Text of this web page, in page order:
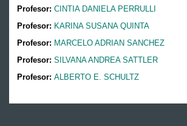
Profesor: CINTIA DANIELA PERRULLI
Profesor: KARINA SUSANA QUINTA
Profesor: MARCELO ADRIAN SANCHEZ
Profesor: SILVANA ANDREA SATTLER
Profesor: ALBERTO E. SCHULTZ